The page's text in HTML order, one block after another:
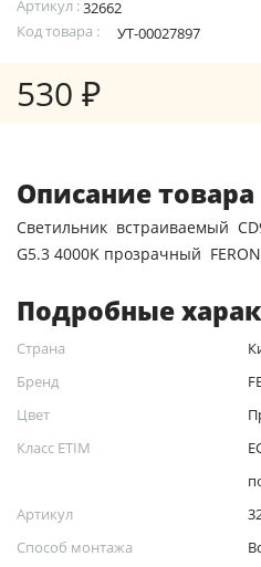
Артикул :32662
Код товара :
УТ-00027897
530 ₽
Описание товара
Светильник встраиваемый
G5.3 4000K прозрачный
Подробные
Страна
Бренд
Цвет
Класс ETIM
Артикул
Способ монтажа